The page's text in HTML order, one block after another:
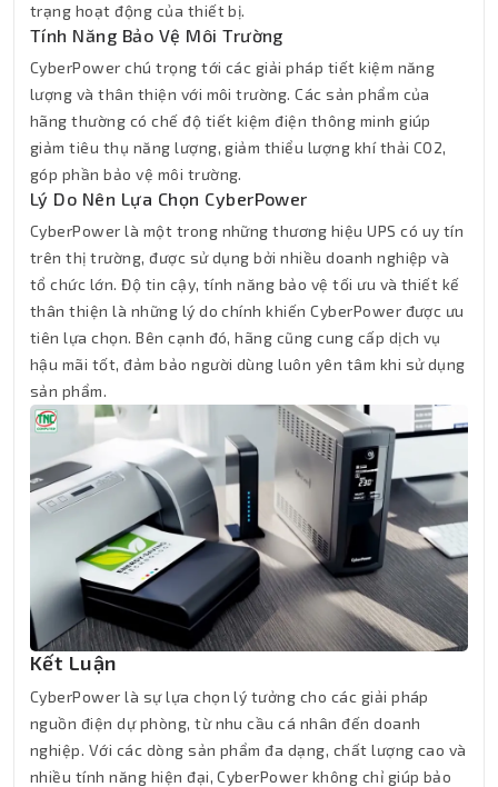
trạng hoạt động của thiết bị.
Tính Năng Bảo Vệ Môi Trường
CyberPower chú trọng tới các giải pháp tiết kiệm năng
lượng và thân thiện với môi trường. Các sản phẩm của
hãng thường có chế độ tiết kiệm điện thông minh giúp
giảm tiêu thụ năng lượng, giảm thiểu lượng khí thải CO2,
góp phần bảo vệ môi trường.
Lý Do Nên Lựa Chọn CyberPower
CyberPower là một trong những thương hiệu UPS có uy tín
trên thị trường, được sử dụng bởi nhiều doanh nghiệp và
tổ chức lớn. Độ tin cậy, tính năng bảo vệ tối ưu và thiết kế
thân thiện là những lý do chính khiến CyberPower được ưu
tiên lựa chọn. Bên cạnh đó, hãng cũng cung cấp dịch vụ
hậu mãi tốt, đảm bảo người dùng luôn yên tâm khi sử dụng
sản phẩm.
Kết Luận
CyberPower là sự lựa chọn lý tưởng cho các giải pháp
nguồn điện dự phòng, từ nhu cầu cá nhân đến doanh
nghiệp. Với các dòng sản phẩm đa dạng, chất lượng cao và
nhiều tính năng hiện đại, CyberPower không chỉ giúp bảo